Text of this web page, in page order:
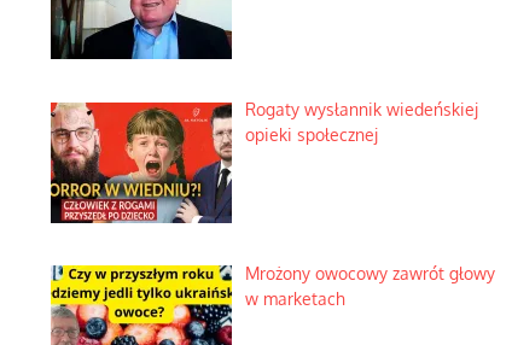
Rogaty wysłannik wiedeńskiej
opieki społecznej
Mrożony owocowy zawrót głowy
w marketach